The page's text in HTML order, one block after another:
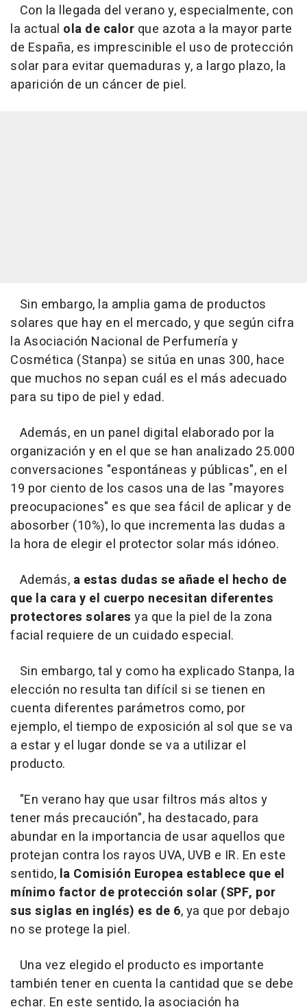
Con la llegada del verano y, especialmente, con
la actual ola de calor que azota a la mayor parte
de España, es imprescinible el uso de protección
solar para evitar quemaduras y, a largo plazo, la
aparición de un cáncer de piel.
Sin embargo, la amplia gama de productos
solares que hay en el mercado, y que según cifra
la Asociación Nacional de Perfumería y
Cosmética (Stanpa) se sitúa en unas 300, hace
que muchos no sepan cuál es el más adecuado
para su tipo de piel y edad.
Además, en un panel digital elaborado por la
organización y en el que se han analizado 25.000
conversaciones "espontáneas y públicas", en el
19 por ciento de los casos una de las "mayores
preocupaciones" es que sea fácil de aplicar y de
abosorber (10%), lo que incrementa las dudas a
la hora de elegir el protector solar más idóneo.
Además, a estas dudas se añade el hecho de
que la cara y el cuerpo necesitan diferentes
protectores solares ya que la piel de la zona
facial requiere de un cuidado especial.
Sin embargo, tal y como ha explicado Stanpa, la
elección no resulta tan difícil si se tienen en
cuenta diferentes parámetros como, por
ejemplo, el tiempo de exposición al sol que se va
a estar y el lugar donde se va a utilizar el
producto.
"En verano hay que usar filtros más altos y
tener más precaución", ha destacado, para
abundar en la importancia de usar aquellos que
protejan contra los rayos UVA, UVB e IR. En este
sentido, la Comisión Europea establece que el
mínimo factor de protección solar (SPF, por
sus siglas en inglés) es de 6, ya que por debajo
no se protege la piel.
Una vez elegido el producto es importante
también tener en cuenta la cantidad que se debe
echar. En este sentido, la asociación ha